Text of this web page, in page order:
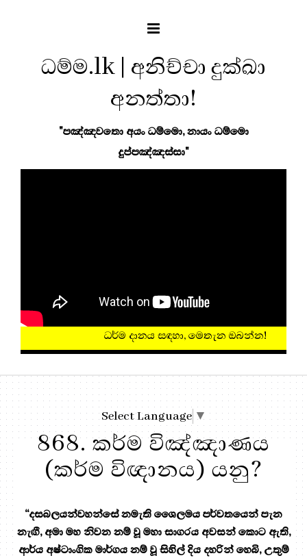
ධම්ම.lk | අනිච්චා දුක්ඛා
අනත්තා!
"පඤ්ඤවතො අයං ධම්මො, නායං ධම්මො
දුප්පඤ්ඤස්සා"
ධර්ම දානය සඳහා, මෙතැන
Select Language ▼
868. කර්ම විඤ්ඤාණය
(කර්ම විඥානය) යනු?
“දසබලයන්වහන්සේ නමැති ශෛලමය පර්වතයෙන් පැන
නැඟී, අමා මහ නිවන නම් වූ මහා සාගරය අවසන් කොට ඇති,
ආර්ය අෂ්ටාංගික මාර්ගය නම් වූ සිහිල් දිය දහරින් හෙබි, උතුම්